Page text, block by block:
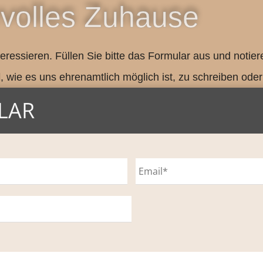
Zuhause
Füllen Sie bitte das Formular aus und
wie es uns ehrenamtlich möglich ist, zu schreiben